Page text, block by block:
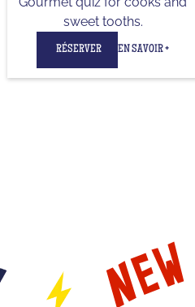
sweet tooths.
RÉSERVER EN SAVOIR +